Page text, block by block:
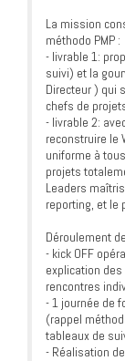
La mission
méthodo PMP :
- livrable 1:
suivi) et la
Directeur ) qui
chefs de
- livrable 2:
reconstruire le
uniforme à
projets
Leaders
reporting, et le
Déroulement
- kick OFF
explication
rencontres
- 1 journée de
(rappel
tableaux de
- Réalisation